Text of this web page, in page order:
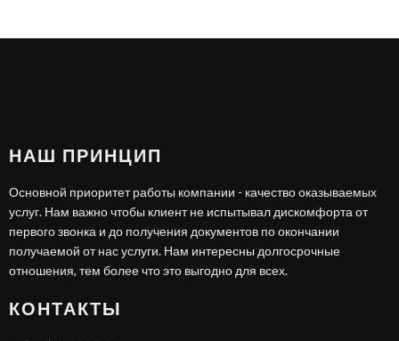
НАШ ПРИНЦИП
Основной приоритет работы компании - качество оказываемых
услуг. Нам важно чтобы клиент не испытывал дискомфорта от
первого звонка и до получения документов по окончании
получаемой от нас услуги. Нам интересны долгосрочные
отношения, тем более что это выгодно для всех.
КОНТАКТЫ